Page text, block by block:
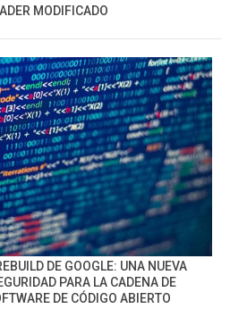
MODIFICADO
DE GOOGLE: UNA NUEVA
PARA LA CADENA DE
DE CÓDIGO ABIERTO